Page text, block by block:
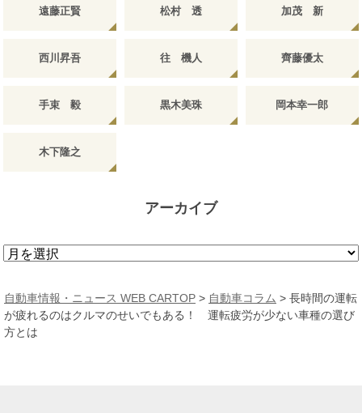
遠藤正賢 松村 透 加茂 新
西川昇吾 往 機人 齊藤優太
手束 毅 黒木美珠 岡本幸一郎
木下隆之
アーカイブ
ア
カ
イ
ブ
自動車情報・ニュース WEB CARTOP > 自動車コラム > 長時間の運転
が疲れるのはクルマのせいでもある！ 運転疲労が少ない車種の選び
方とは